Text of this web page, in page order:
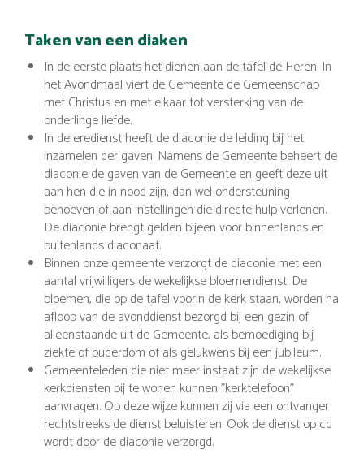
Taken van een diaken
In de eerste plaats het dienen aan de tafel de Heren. In
het Avondmaal viert de Gemeente de Gemeenschap
met Christus en met elkaar tot versterking van de
onderlinge liefde.
In de eredienst heeft de diaconie de leiding bij het
inzamelen der gaven. Namens de Gemeente beheert de
diaconie de gaven van de Gemeente en geeft deze uit
aan hen die in nood zijn, dan wel ondersteuning
behoeven of aan instellingen die directe hulp verlenen.
De diaconie brengt gelden bijeen voor binnenlands en
buitenlands diaconaat.
Binnen onze gemeente verzorgt de diaconie met een
aantal vrijwilligers de wekelijkse bloemendienst. De
bloemen, die op de tafel voorin de kerk staan, worden na
afloop van de avonddienst bezorgd bij een gezin of
alleenstaande uit de Gemeente, als bemoediging bij
ziekte of ouderdom of als gelukwens bij een jubileum.
Gemeenteleden die niet meer instaat zijn de wekelijkse
kerkdiensten bij te wonen kunnen "kerktelefoon"
aanvragen. Op deze wijze kunnen zij via een ontvanger
rechtstreeks de dienst beluisteren. Ook de dienst op cd
wordt door de diaconie verzorgd.